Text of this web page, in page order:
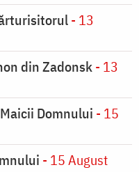
- 13
din Zadonsk- 13
Domnului - 15
- 15 August